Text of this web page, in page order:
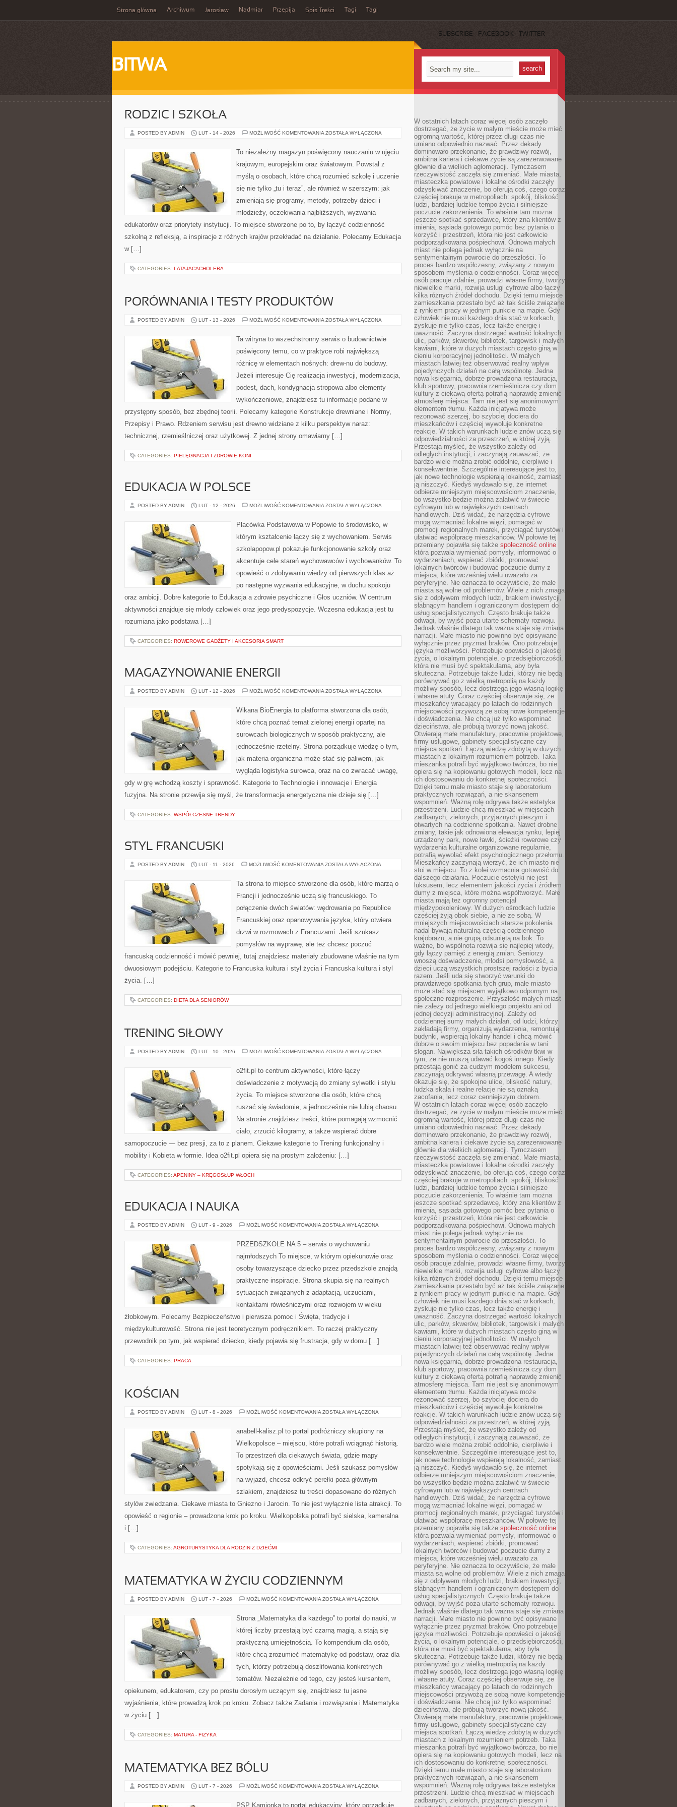
Strona główna Archiwum Jarosław Nadmiar Przepija Spis Treści Tagi Tagi
SUBSCRIBE FACEBOOK TWITTER
BITWA
RODZIC I SZKOŁA
POSTED BY ADMIN LUT - 14 - 2026 MOŻLIWOŚĆ KOMENTOWANIA RODZIC
ZOSTAŁA WYŁĄCZONA
To niezależny magazyn poświęcony nauczaniu w ujęciu
krajowym, europejskim oraz światowym. Powstał z
myślą o osobach, które chcą rozumieć szkołę i uczenie
się nie tylko „tu i teraz”, ale również w szerszym: jak
zmieniają się programy, metody, potrzeby dzieci i
młodzieży, oczekiwania najbliższych, wyzwania
edukatorów oraz priorytety instytucji. To miejsce stworzone po to, by łączyć codzienność
szkolną z refleksją, a inspiracje z różnych krajów przekładać na działanie. Polecamy Edukacja
w […]
CATEGORIES: LATAJACACHOLERA
PORÓWNANIA I TESTY PRODUKTÓW
POSTED BY ADMIN LUT - 13 - 2026 MOŻLIWOŚĆ KOMENTOWANIA PORÓWNANIA
PRODUKTÓW
ZOSTAŁA WYŁĄCZONA
Ta witryna to wszechstronny serwis o budownictwie
poświęcony temu, co w praktyce robi największą
różnicę w elementach nośnych: drew-nu do budowy.
Jeżeli interesuje Cię realizacja inwestycji, modernizacja,
podest, dach, kondygnacja stropowa albo elementy
wykończeniowe, znajdziesz tu informacje podane w
przystępny sposób, bez zbędnej teorii. Polecamy kategorie Konstrukcje drewniane i Normy,
Przepisy i Prawo. Rdzeniem serwisu jest drewno widziane z kilku perspektyw naraz:
technicznej, rzemieślniczej oraz użytkowej. Z jednej strony omawiamy […]
CATEGORIES: PIELĘGNACJA I ZDROWIE KONI
EDUKACJA W POLSCE
POSTED BY ADMIN LUT - 12 - 2026 MOŻLIWOŚĆ KOMENTOWANIA EDUKACJA
ZOSTAŁA WYŁĄCZONA
Placówka Podstawowa w Popowie to środowisko, w
którym kształcenie łączy się z wychowaniem. Serwis
szkolapopow.pl pokazuje funkcjonowanie szkoły oraz
akcentuje cele starań wychowawców i wychowanków. To
opowieść o zdobywaniu wiedzy od pierwszych klas aż
po następne wyzwania edukacyjne, w duchu spokoju
oraz ambicji. Dobre kategorie to Edukacja a zdrowie psychiczne i Głos uczniów. W centrum
aktywności znajduje się młody człowiek oraz jego predyspozycje. Wczesna edukacja jest tu
rozumiana jako podstawa […]
CATEGORIES: ROWEROWE GADŻETY I AKCESORIA SMART
MAGAZYNOWANIE ENERGII
POSTED BY ADMIN LUT - 12 - 2026 MOŻLIWOŚĆ KOMENTOWANIA MAGAZYNOWANIE
ZOSTAŁA WYŁĄCZONA
Wikana BioEnergia to platforma stworzona dla osób,
które chcą poznać temat zielonej energii opartej na
surowcach biologicznych w sposób praktyczny, ale
jednocześnie rzetelny. Strona porządkuje wiedzę o tym,
jak materia organiczna może stać się paliwem, jak
wygląda logistyka surowca, oraz na co zwracać uwagę,
gdy w grę wchodzą koszty i sprawność. Kategorie to Technologie i innowacje i Energia
fuzyjna. Na stronie przewija się myśl, że transformacja energetyczna nie dzieje się […]
CATEGORIES: WSPÓŁCZESNE TRENDY
STYL FRANCUSKI
POSTED BY ADMIN LUT - 11 - 2026 MOŻLIWOŚĆ KOMENTOWANIA STYL
ZOSTAŁA WYŁĄCZONA
Ta strona to miejsce stworzone dla osób, które marzą o
Francji i jednocześnie uczą się francuskiego. To
połączenie dwóch światów: wędrowania po Republice
Francuskiej oraz opanowywania języka, który otwiera
drzwi w rozmowach z Francuzami. Jeśli szukasz
pomysłów na wyprawę, ale też chcesz poczuć
francuską codzienność i mówić pewniej, tutaj znajdziesz materiały zbudowane właśnie na tym
dwuosiowym podejściu. Kategorie to Francuska kultura i styl życia i Francuska kultura i styl
życia. […]
CATEGORIES: DIETA DLA SENIORÓW
TRENING SIŁOWY
POSTED BY ADMIN LUT - 10 - 2026 MOŻLIWOŚĆ KOMENTOWANIA TRENING
ZOSTAŁA WYŁĄCZONA
o2fit.pl to centrum aktywności, które łączy
doświadczenie z motywacją do zmiany sylwetki i stylu
życia. To miejsce stworzone dla osób, które chcą
ruszać się świadomie, a jednocześnie nie lubią chaosu.
Na stronie znajdziesz treści, które pomagają wzmocnić
ciało, zrzucić kilogramy, a także wspierać dobre
samopoczucie — bez presji, za to z planem. Ciekawe kategorie to Trening funkcjonalny i
mobility i Kobieta w formie. Idea o2fit.pl opiera się na prostym założeniu: […]
CATEGORIES: APENINY – KRĘGOSŁUP WŁOCH
EDUKACJA I NAUKA
POSTED BY ADMIN LUT - 9 - 2026 MOŻLIWOŚĆ KOMENTOWANIA EDUKACJA
ZOSTAŁA WYŁĄCZONA
PRZEDSZKOLE NA 5 – serwis o wychowaniu
najmłodszych To miejsce, w którym opiekunowie oraz
osoby towarzyszące dziecko przez przedszkole znajdą
praktyczne inspiracje. Strona skupia się na realnych
sytuacjach związanych z adaptacją, uczuciami,
kontaktami rówieśniczymi oraz rozwojem w wieku
żłobkowym. Polecamy Bezpieczeństwo i pierwsza pomoc i Święta, tradycje i
międzykulturowość. Strona nie jest teoretycznym podręcznikiem. To raczej praktyczny
przewodnik po tym, jak wspierać dziecko, kiedy pojawia się frustracja, gdy w domu […]
CATEGORIES: PRACA
KOŚCIAN
POSTED BY ADMIN LUT - 8 - 2026 MOŻLIWOŚĆ KOMENTOWANIA KOŚCIAN
ZOSTAŁA WYŁĄCZONA
anabell-kalisz.pl to portal podróżniczy skupiony na
Wielkopolsce – miejscu, które potrafi wciągnąć historią.
To przestrzeń dla ciekawych świata, gdzie mapy
spotykają się z opowieściami. Jeśli szukasz pomysłów
na wyjazd, chcesz odkryć perełki poza głównym
szlakiem, znajdziesz tu treści dopasowane do różnych
stylów zwiedzania. Ciekawe miasta to Gniezno i Jarocin. To nie jest wyłącznie lista atrakcji. To
opowieść o regionie – prowadzona krok po kroku. Wielkopolska potrafi być sielska, kameralna
i […]
CATEGORIES: AGROTURYSTYKA DLA RODZIN Z DZIEĆMI
MATEMATYKA W ŻYCIU CODZIENNYM
POSTED BY ADMIN LUT - 7 - 2026 MOŻLIWOŚĆ KOMENTOWANIA MATEMATYKA
CODZIENNYM
ZOSTAŁA WYŁĄCZONA
Strona „Matematyka dla każdego” to portal do nauki, w
której liczby przestają być czarną magią, a stają się
praktyczną umiejętnością. To kompendium dla osób,
które chcą zrozumieć matematykę od podstaw, oraz dla
tych, którzy potrzebują doszlifowania konkretnych
tematów. Niezależnie od tego, czy jesteś kursantem,
opiekunem, edukatorem, czy po prostu dorosłym uczącym się, znajdziesz tu jasne
wyjaśnienia, które prowadzą krok po kroku. Zobacz także Zadania i rozwiązania i Matematyka
w życiu […]
CATEGORIES: MATURA - FIZYKA
MATEMATYKA BEZ BÓLU
POSTED BY ADMIN LUT - 7 - 2026 MOŻLIWOŚĆ KOMENTOWANIA MATEMATYKA
ZOSTAŁA WYŁĄCZONA
PSP Kamionka to portal edukacyjny, który porządkuje
W ostatnich latach coraz więcej osób zaczęło
dostrzegać, że życie w małym mieście może mieć
ogromną wartość, której przez długi czas nie
umiano odpowiednio nazwać. Przez dekady
dominowało przekonanie, że prawdziwy rozwój,
ambitna kariera i ciekawe życie są zarezerwowane
głównie dla wielkich aglomeracji. Tymczasem
rzeczywistość zaczęła się zmieniać. Małe miasta,
miasteczka powiatowe i lokalne ośrodki zaczęły
odzyskiwać znaczenie, bo oferują coś, czego coraz
częściej brakuje w metropoliach: spokój, bliskość
ludzi, bardziej ludzkie tempo życia i silniejsze
poczucie zakorzenienia. To właśnie tam można
jeszcze spotkać sprzedawcę, który zna klientów z
imienia, sąsiada gotowego pomóc bez pytania o
korzyść i przestrzeń, która nie jest całkowicie
podporządkowana pośpiechowi. Odnowa małych
miast nie polega jednak wyłącznie na
sentymentalnym powrocie do przeszłości. To
proces bardzo współczesny, związany z nowym
sposobem myślenia o codzienności. Coraz więcej
osób pracuje zdalnie, prowadzi własne firmy, tworzy
niewielkie marki, rozwija usługi cyfrowe albo łączy
kilka różnych źródeł dochodu. Dzięki temu miejsce
zamieszkania przestało być aż tak ściśle związane
z rynkiem pracy w jednym punkcie na mapie. Gdy
człowiek nie musi każdego dnia stać w korkach,
zyskuje nie tylko czas, lecz także energię i
uważność. Zaczyna dostrzegać wartość lokalnych
ulic, parków, skwerów, bibliotek, targowisk i małych
kawiarni, które w dużych miastach często giną w
cieniu korporacyjnej jednolitości. W małych
miastach łatwiej też obserwować realny wpływ
pojedynczych działań na całą wspólnotę. Jedna
nowa księgarnia, dobrze prowadzona restauracja,
klub sportowy, pracownia rzemieślnicza czy dom
kultury z ciekawą ofertą potrafią naprawdę zmienić
atmosferę miejsca. Tam nie jest się anonimowym
elementem tłumu. Każda inicjatywa może
rezonować szerzej, bo szybciej dociera do
mieszkańców i częściej wywołuje konkretne
reakcje. W takich warunkach ludzie znów uczą się
odpowiedzialności za przestrzeń, w której żyją.
Przestają myśleć, że wszystko zależy od
odległych instytucji, i zaczynają zauważać, że
bardzo wiele można zrobić oddolnie, cierpliwie i
konsekwentnie. Szczególnie interesujące jest to,
jak nowe technologie wspierają lokalność, zamiast
ją niszczyć. Kiedyś wydawało się, że internet
odbierze mniejszym miejscowościom znaczenie,
bo wszystko będzie można załatwić w świecie
cyfrowym lub w największych centrach
handlowych. Dziś widać, że narzędzia cyfrowe
mogą wzmacniać lokalne więzi, pomagać w
promocji regionalnych marek, przyciągać turystów i
ułatwiać współpracę mieszkańców. W połowie tej
przemiany pojawiła się także społeczność online
która pozwala wymieniać pomysły, informować o
wydarzeniach, wspierać zbiórki, promować
lokalnych twórców i budować poczucie dumy z
miejsca, które wcześniej wielu uważało za
peryferyjne. Nie oznacza to oczywiście, że małe
miasta są wolne od problemów. Wiele z nich zmaga
się z odpływem młodych ludzi, brakiem inwestycji,
słabnącym handlem i ograniczonym dostępem do
usług specjalistycznych. Często brakuje także
odwagi, by wyjść poza utarte schematy rozwoju.
Jednak właśnie dlatego tak ważna staje się zmiana
narracji. Małe miasto nie powinno być opisywane
wyłącznie przez pryzmat braków. Ono potrzebuje
języka możliwości. Potrzebuje opowieści o jakości
życia, o lokalnym potencjale, o przedsiębiorczości,
która nie musi być spektakularna, aby była
skuteczna. Potrzebuje także ludzi, którzy nie będą
porównywać go z wielką metropolią na każdy
możliwy sposób, lecz dostrzegą jego własną logikę
i własne atuty. Coraz częściej obserwuje się, że
mieszkańcy wracający po latach do rodzinnych
miejscowości przywożą ze sobą nowe kompetencje
i doświadczenia. Nie chcą już tylko wspominać
dzieciństwa, ale próbują tworzyć nową jakość.
Otwierają małe manufaktury, pracownie projektowe,
firmy usługowe, gabinety specjalistyczne czy
miejsca spotkań. Łączą wiedzę zdobytą w dużych
miastach z lokalnym rozumieniem potrzeb. Taka
mieszanka potrafi być wyjątkowo twórcza, bo nie
opiera się na kopiowaniu gotowych modeli, lecz na
ich dostosowaniu do konkretnej społeczności.
Dzięki temu małe miasto staje się laboratorium
praktycznych rozwiązań, a nie skansenem
wspomnień. Ważną rolę odgrywa także estetyka
przestrzeni. Ludzie chcą mieszkać w miejscach
zadbanych, zielonych, przyjaznych pieszym i
otwartych na codzienne spotkania. Nawet drobne
zmiany, takie jak odnowiona elewacja rynku, lepiej
urządzony park, nowe ławki, ścieżki rowerowe czy
wydarzenia kulturalne organizowane regularnie,
potrafią wywołać efekt psychologicznego przełomu.
Mieszkańcy zaczynają wierzyć, że ich miasto nie
stoi w miejscu. To z kolei wzmacnia gotowość do
dalszego działania. Poczucie estetyki nie jest
luksusem, lecz elementem jakości życia i źródłem
dumy z miejsca, które można współtworzyć. Małe
miasta mają też ogromny potencjał
międzypokoleniowy. W dużych ośrodkach ludzie
częściej żyją obok siebie, a nie ze sobą. W
mniejszych miejscowościach starsze pokolenia
nadal bywają naturalną częścią codziennego
krajobrazu, a nie grupą odsuniętą na bok. To
ważne, bo wspólnota rozwija się najlepiej wtedy,
gdy łączy pamięć z energią zmian. Seniorzy
wnoszą doświadczenie, młodsi pomysłowość, a
dzieci uczą wszystkich prostszej radości z bycia
razem. Jeśli uda się stworzyć warunki do
prawdziwego spotkania tych grup, małe miasto
może stać się miejscem wyjątkowo odpornym na
społeczne rozproszenie. Przyszłość małych miast
nie zależy od jednego wielkiego projektu ani od
jednej decyzji administracyjnej. Zależy od
codziennej sumy małych działań, od ludzi, którzy
zakładają firmy, organizują wydarzenia, remontują
budynki, wspierają lokalny handel i chcą mówić
dobrze o swoim miejscu bez popadania w tani
slogan. Największa siła takich ośrodków tkwi w
tym, że nie muszą udawać kogoś innego. Kiedy
przestają gonić za cudzym modelem sukcesu,
zaczynają odkrywać własną przewagę. A wtedy
okazuje się, że spokojne ulice, bliskość natury,
ludzka skala i realne relacje nie są oznaką
zacofania, lecz coraz cenniejszym dobrem.
W ostatnich latach coraz więcej osób zaczęło
dostrzegać, że życie w małym mieście może mieć
ogromną wartość, której przez długi czas nie
umiano odpowiednio nazwać. Przez dekady
dominowało przekonanie, że prawdziwy rozwój,
ambitna kariera i ciekawe życie są zarezerwowane
głównie dla wielkich aglomeracji. Tymczasem
rzeczywistość zaczęła się zmieniać. Małe miasta,
miasteczka powiatowe i lokalne ośrodki zaczęły
odzyskiwać znaczenie, bo oferują coś, czego coraz
częściej brakuje w metropoliach: spokój, bliskość
ludzi, bardziej ludzkie tempo życia i silniejsze
poczucie zakorzenienia. To właśnie tam można
jeszcze spotkać sprzedawcę, który zna klientów z
imienia, sąsiada gotowego pomóc bez pytania o
korzyść i przestrzeń, która nie jest całkowicie
podporządkowana pośpiechowi. Odnowa małych
miast nie polega jednak wyłącznie na
sentymentalnym powrocie do przeszłości. To
proces bardzo współczesny, związany z nowym
sposobem myślenia o codzienności. Coraz więcej
osób pracuje zdalnie, prowadzi własne firmy, tworzy
niewielkie marki, rozwija usługi cyfrowe albo łączy
kilka różnych źródeł dochodu. Dzięki temu miejsce
zamieszkania przestało być aż tak ściśle związane
z rynkiem pracy w jednym punkcie na mapie. Gdy
człowiek nie musi każdego dnia stać w korkach,
zyskuje nie tylko czas, lecz także energię i
uważność. Zaczyna dostrzegać wartość lokalnych
ulic, parków, skwerów, bibliotek, targowisk i małych
kawiarni, które w dużych miastach często giną w
cieniu korporacyjnej jednolitości. W małych
miastach łatwiej też obserwować realny wpływ
pojedynczych działań na całą wspólnotę. Jedna
nowa księgarnia, dobrze prowadzona restauracja,
klub sportowy, pracownia rzemieślnicza czy dom
kultury z ciekawą ofertą potrafią naprawdę zmienić
atmosferę miejsca. Tam nie jest się anonimowym
elementem tłumu. Każda inicjatywa może
rezonować szerzej, bo szybciej dociera do
mieszkańców i częściej wywołuje konkretne
reakcje. W takich warunkach ludzie znów uczą się
odpowiedzialności za przestrzeń, w której żyją.
Przestają myśleć, że wszystko zależy od
odległych instytucji, i zaczynają zauważać, że
bardzo wiele można zrobić oddolnie, cierpliwie i
konsekwentnie. Szczególnie interesujące jest to,
jak nowe technologie wspierają lokalność, zamiast
ją niszczyć. Kiedyś wydawało się, że internet
odbierze mniejszym miejscowościom znaczenie,
bo wszystko będzie można załatwić w świecie
cyfrowym lub w największych centrach
handlowych. Dziś widać, że narzędzia cyfrowe
mogą wzmacniać lokalne więzi, pomagać w
promocji regionalnych marek, przyciągać turystów i
ułatwiać współpracę mieszkańców. W połowie tej
przemiany pojawiła się także społeczność online
która pozwala wymieniać pomysły, informować o
wydarzeniach, wspierać zbiórki, promować
lokalnych twórców i budować poczucie dumy z
miejsca, które wcześniej wielu uważało za
peryferyjne. Nie oznacza to oczywiście, że małe
miasta są wolne od problemów. Wiele z nich zmaga
się z odpływem młodych ludzi, brakiem inwestycji,
słabnącym handlem i ograniczonym dostępem do
usług specjalistycznych. Często brakuje także
odwagi, by wyjść poza utarte schematy rozwoju.
Jednak właśnie dlatego tak ważna staje się zmiana
narracji. Małe miasto nie powinno być opisywane
wyłącznie przez pryzmat braków. Ono potrzebuje
języka możliwości. Potrzebuje opowieści o jakości
życia, o lokalnym potencjale, o przedsiębiorczości,
która nie musi być spektakularna, aby była
skuteczna. Potrzebuje także ludzi, którzy nie będą
porównywać go z wielką metropolią na każdy
możliwy sposób, lecz dostrzegą jego własną logikę
i własne atuty. Coraz częściej obserwuje się, że
mieszkańcy wracający po latach do rodzinnych
miejscowości przywożą ze sobą nowe kompetencje
i doświadczenia. Nie chcą już tylko wspominać
dzieciństwa, ale próbują tworzyć nową jakość.
Otwierają małe manufaktury, pracownie projektowe,
firmy usługowe, gabinety specjalistyczne czy
miejsca spotkań. Łączą wiedzę zdobytą w dużych
miastach z lokalnym rozumieniem potrzeb. Taka
mieszanka potrafi być wyjątkowo twórcza, bo nie
opiera się na kopiowaniu gotowych modeli, lecz na
ich dostosowaniu do konkretnej społeczności.
Dzięki temu małe miasto staje się laboratorium
praktycznych rozwiązań, a nie skansenem
wspomnień. Ważną rolę odgrywa także estetyka
przestrzeni. Ludzie chcą mieszkać w miejscach
zadbanych, zielonych, przyjaznych pieszym i